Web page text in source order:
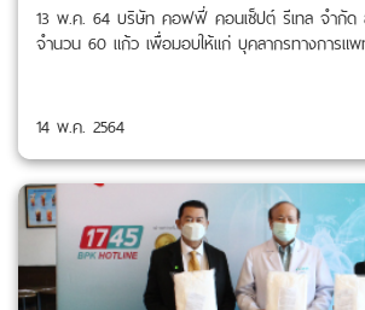
13 พ.ค. 64 บริษัท คอฟฟี่ คอนเซ็ปต์ รีเทล จำกัด
จำนวน 60 แก้ว เพื่อมอบให้แก่ บุคลากรทางการแ
14 พ.ค. 2564